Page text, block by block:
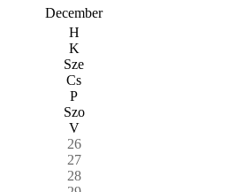
December
H
K
Sze
Cs
P
Szo
V
26
27
28